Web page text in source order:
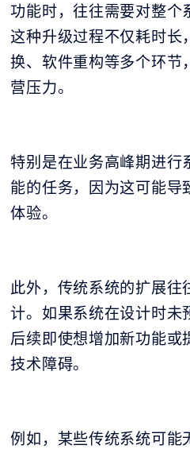
功能时，往往需要对整个
这种升级过程不仅耗时长
换、软件重构等多个环节
营压力。
特别是在业务高峰期进行
能的任务，因为这可能导
体验。
此外，传统系统的扩展往
计。如果系统在设计时未
后续即使想增加新功能或
技术障碍。
例如，某些传统系统可能